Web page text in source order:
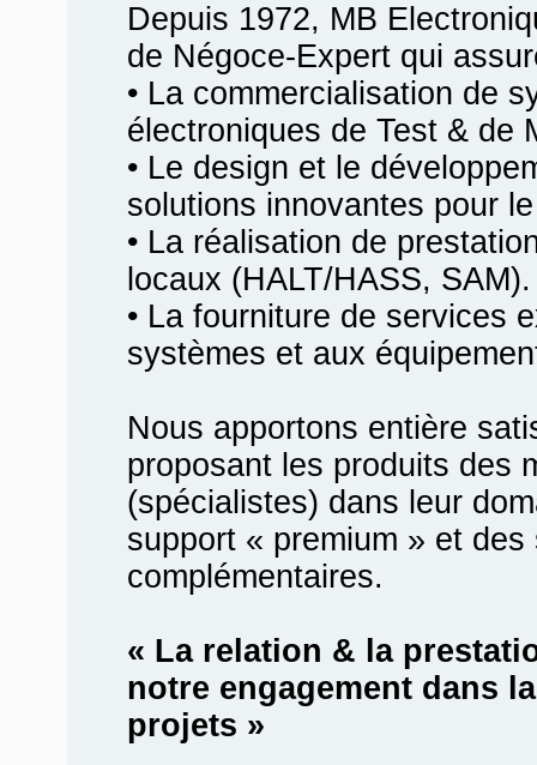
Depuis 1972, MB
de Négoce-Expert qui
• La commercialisation de
électroniques de Test & de
• Le design et le
solutions innovantes pour
• La réalisation de
locaux (HALT/HASS, SAM).
• La fourniture de services
systèmes et aux
Nous apportons entière
proposant les produits des
(spécialistes) dans leur
support « premium » et des
complémentaires.
« La relation & la
notre engagement dans
projets »